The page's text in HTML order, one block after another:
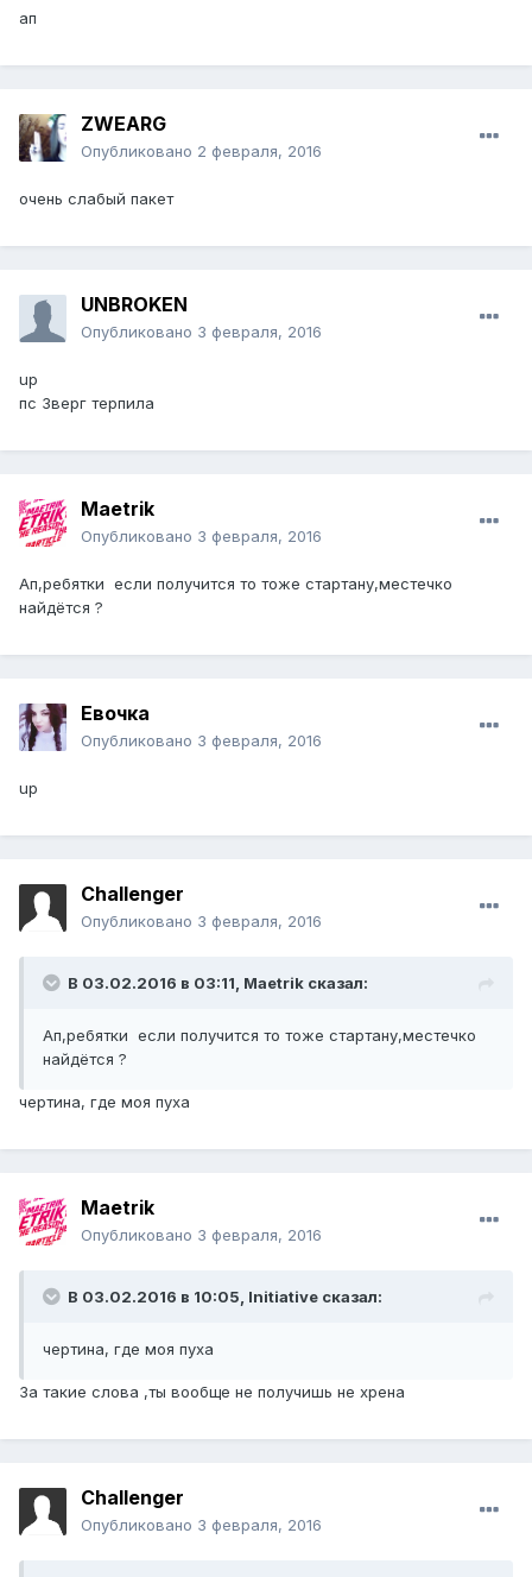
ап
ZWEARG
Опубликовано 2 февраля, 2016
очень слабый пакет
UNBROKEN
Опубликовано 3 февраля, 2016
up
пс Зверг терпила
Maetrik
Опубликовано 3 февраля, 2016
Ап,ребятки если получится то тоже стартану,местечко
найдётся ?
Евочка
Опубликовано 3 февраля, 2016
up
ChaIIenger
Опубликовано 3 февраля, 2016
В 03.02.2016 в 03:11, Maetrik сказал:
Ап,ребятки если получится то тоже стартану,местечко
найдётся ?
чертина, где моя пуха
Maetrik
Опубликовано 3 февраля, 2016
В 03.02.2016 в 10:05, Initiative сказал:
чертина, где моя пуха
За такие слова ,ты вообще не получишь не хрена
ChaIIenger
Опубликовано 3 февраля, 2016